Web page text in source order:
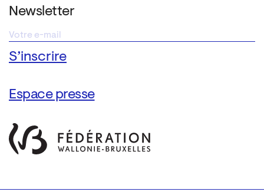
Newsletter
Espace presse